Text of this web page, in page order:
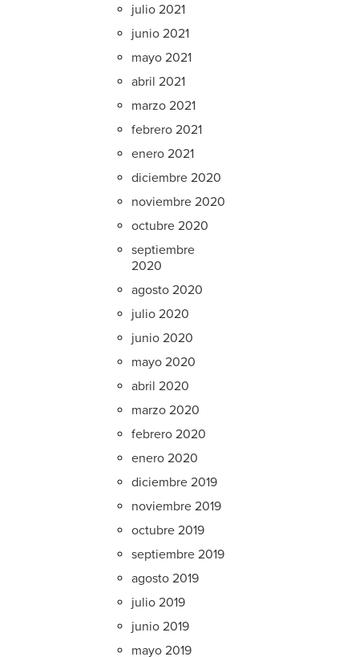
julio 2021
junio 2021
mayo 2021
abril 2021
marzo 2021
febrero 2021
enero 2021
diciembre 2020
noviembre 2020
octubre 2020
septiembre
2020
agosto 2020
julio 2020
junio 2020
mayo 2020
abril 2020
marzo 2020
febrero 2020
enero 2020
diciembre 2019
noviembre 2019
octubre 2019
septiembre 2019
agosto 2019
julio 2019
junio 2019
mayo 2019